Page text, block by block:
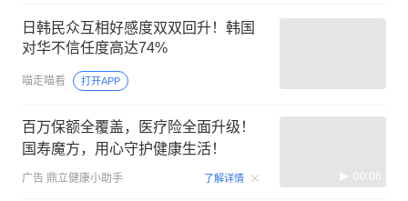
日韩民众互相好感度双双回升！韩国
对华不信任度高达74%
喵走喵看 打开APP
百万保额全覆盖，医疗险全面升级！
国寿魔方，用心守护健康生活！
广告 鼎立健康小助手 了解详情 00:06